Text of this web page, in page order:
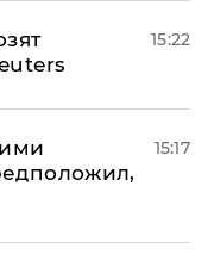
15:22
15:17